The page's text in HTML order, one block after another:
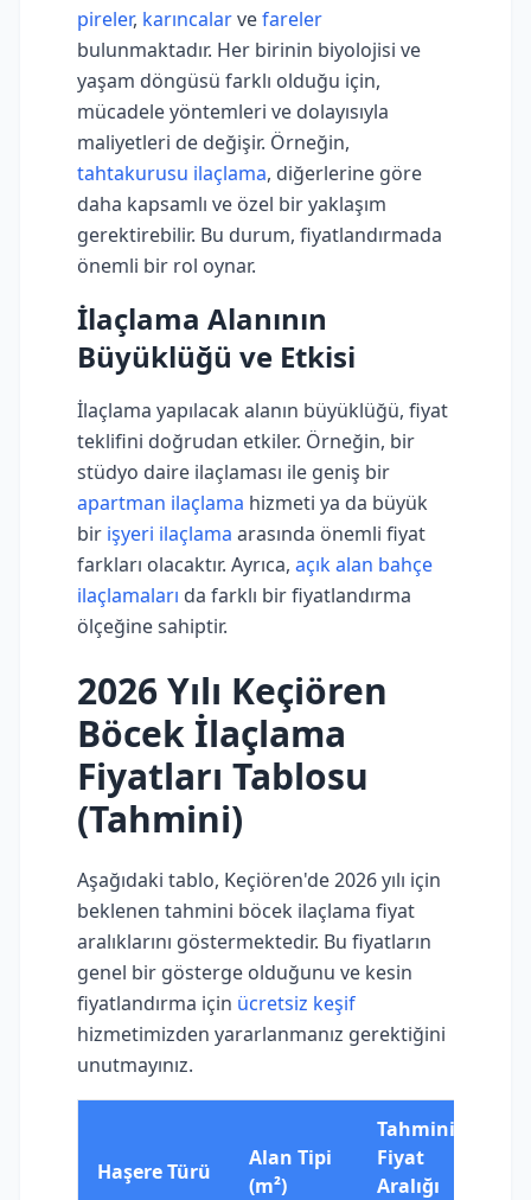
pireler, karıncalarvefareler
bulunmaktadır. Her birinin biyolojisi ve
yaşam döngüsü farklı olduğu için,
mücadele yöntemleri ve dolayısıyla
maliyetleri de değişir. Örneğin,
tahtakurusu ilaçlama, diğerlerine göre
daha kapsamlı ve özel bir yaklaşım
gerektirebilir. Bu durum, fiyatlandırmada
önemli bir rol oynar.
İlaçlama Alanının
Büyüklüğü ve Etkisi
İlaçlama yapılacak alanın büyüklüğü, fiyat
teklifini doğrudan etkiler. Örneğin, bir
stüdyo daire ilaçlaması ile geniş bir
apartman ilaçlama hizmeti ya da büyük
bir işyeri ilaçlama arasında önemli fiyat
farkları olacaktır. Ayrıca, açık alan bahçe
ilaçlamaları da farklı bir fiyatlandırma
ölçeğine sahiptir.
2026 Yılı Keçiören
Böcek İlaçlama
Fiyatları Tablosu
(Tahmini)
Aşağıdaki tablo, Keçiören'de 2026 yılı için
beklenen tahmini böcek ilaçlama fiyat
aralıklarını göstermektedir. Bu fiyatların
genel bir gösterge olduğunu ve kesin
fiyatlandırma için ücretsiz keşif
hizmetimizden yararlanmanız gerektiğini
unutmayınız.
Haşere Türü
Alan Tipi
(m²)
Tahmini
Fiyat
Aralığı